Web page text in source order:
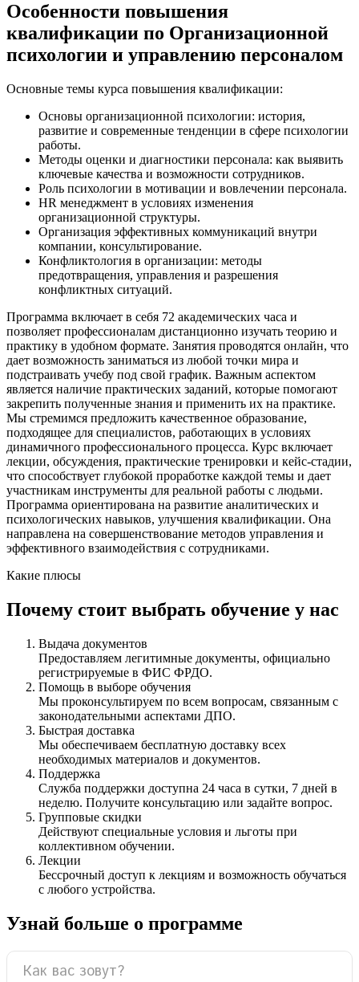
Особенности повышения
квалификации по Организационной
психологии и управлению персоналом
Основные темы курса повышения квалификации:
Основы организационной психологии: история,
развитие и современные тенденции в сфере психологии
работы.
Методы оценки и диагностики персонала: как выявить
ключевые качества и возможности сотрудников.
Роль психологии в мотивации и вовлечении персонала.
HR менеджмент в условиях изменения
организационной структуры.
Организация эффективных коммуникаций внутри
компании, консультирование.
Конфликтология в организации: методы
предотвращения, управления и разрешения
конфликтных ситуаций.
Программа включает в себя 72 академических часа и
позволяет профессионалам дистанционно изучать теорию и
практику в удобном формате. Занятия проводятся онлайн, что
дает возможность заниматься из любой точки мира и
подстраивать учебу под свой график. Важным аспектом
является наличие практических заданий, которые помогают
закрепить полученные знания и применить их на практике.
Мы стремимся предложить качественное образование,
подходящее для специалистов, работающих в условиях
динамичного профессионального процесса. Курс включает
лекции, обсуждения, практические тренировки и кейс-стадии,
что способствует глубокой проработке каждой темы и дает
участникам инструменты для реальной работы с людьми.
Программа ориентирована на развитие аналитических и
психологических навыков, улучшения квалификации. Она
направлена на совершенствование методов управления и
эффективного взаимодействия с сотрудниками.
Какие плюсы
Почему стоит выбрать обучение у нас
Выдача документов
Предоставляем легитимные документы, официально
регистрируемые в ФИС ФРДО.
Помощь в выборе обучения
Мы проконсультируем по всем вопросам, связанным с
законодательными аспектами ДПО.
Быстрая доставка
Мы обеспечиваем бесплатную доставку всех
необходимых материалов и документов.
Поддержка
Служба поддержки доступна 24 часа в сутки, 7 дней в
неделю. Получите консультацию или задайте вопрос.
Групповые скидки
Действуют специальные условия и льготы при
коллективном обучении.
Лекции
Бессрочный доступ к лекциям и возможность обучаться
с любого устройства.
Узнай больше о программе